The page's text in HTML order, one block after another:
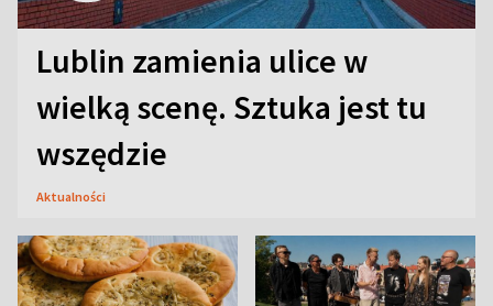
Lublin zamienia ulice w
wielką scenę. Sztuka jest tu
wszędzie
Aktualności